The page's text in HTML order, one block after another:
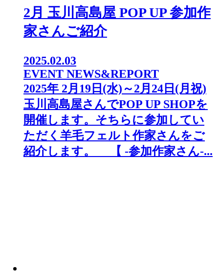
2月 玉川高島屋 POP UP 参加作
家さんご紹介
2025.02.03
EVENT NEWS&REPORT
2025年 2月19日(水)～2月24日(月祝)
玉川高島屋さんでPOP UP SHOPを
開催します。そちらに参加してい
ただく羊毛フェルト作家さんをご
紹介します。 【 -参加作家さん-...